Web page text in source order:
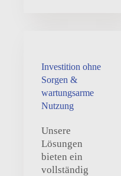
Investition ohne
Sorgen &
wartungsarme
Nutzung
Unsere
Lösungen
bieten ein
vollständig